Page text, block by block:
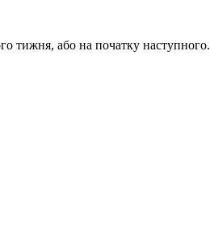
тижня, або на початку наступного.